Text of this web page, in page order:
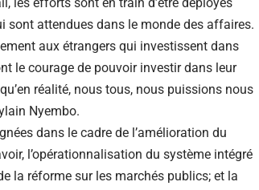
sont attendues dans le monde des affaires.
aux étrangers qui investissent dans
le courage de pouvoir investir dans leur
réalité, nous tous, nous puissions nous
Nyembo.
dans le cadre de l’amélioration du
l’opérationnalisation du système intégré
la réforme sur les marchés publics; et la